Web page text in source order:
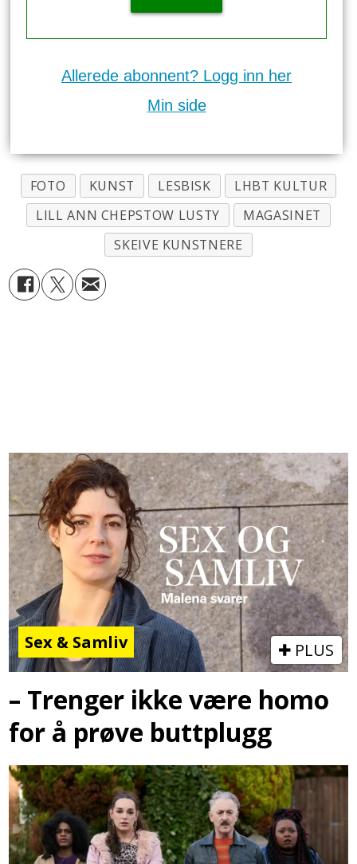
Allerede abonnent? Logg inn her
Min side
FOTO KUNST LESBISK
LHBT KULTUR
LILL ANN CHEPSTOW LUSTY
MAGASINET
SKEIVE KUNSTNERE
Sex & Samliv PLUS
– Trenger ikke være homo
for å prøve buttplugg